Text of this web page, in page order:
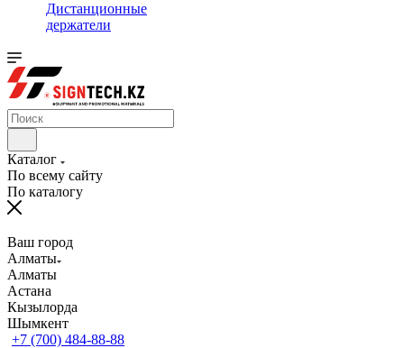
Дистанционные
держатели
Каталог
По всему сайту
По каталогу
Ваш город
Алматы
Алматы
Астана
Кызылорда
Шымкент
+7 (700) 484-88-88